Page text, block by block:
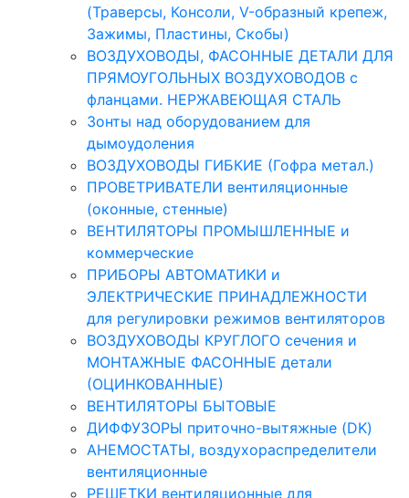
(Траверсы, Консоли, V-образный крепеж,
Зажимы, Пластины, Скобы)
ВОЗДУХОВОДЫ, ФАСОННЫЕ ДЕТАЛИ ДЛЯ
ПРЯМОУГОЛЬНЫХ ВОЗДУХОВОДОВ с
фланцами. НЕРЖАВЕЮЩАЯ СТАЛЬ
Зонты над оборудованием для
дымоудоления
ВОЗДУХОВОДЫ ГИБКИЕ (Гофра метал.)
ПРОВЕТРИВАТЕЛИ вентиляционные
(оконные, стенные)
ВЕНТИЛЯТОРЫ ПРОМЫШЛЕННЫЕ и
коммерческие
ПРИБОРЫ АВТОМАТИКИ и
ЭЛЕКТРИЧЕСКИЕ ПРИНАДЛЕЖНОСТИ
для регулировки режимов вентиляторов
ВОЗДУХОВОДЫ КРУГЛОГО сечения и
МОНТАЖНЫЕ ФАСОННЫЕ детали
(ОЦИНКОВАННЫЕ)
ВЕНТИЛЯТОРЫ БЫТОВЫЕ
ДИФФУЗОРЫ приточно-вытяжные (DK)
АНЕМОСТАТЫ, воздухораспределители
вентиляционные
РЕШЕТКИ вентиляционные для